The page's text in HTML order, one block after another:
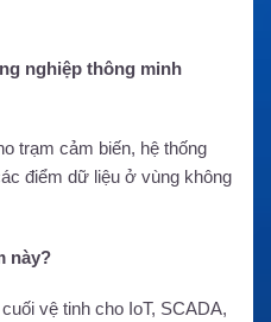
nghiệp thông minh
trạm cảm biến, hệ thống
điểm dữ liệu ở vùng không
này?
vệ tinh cho IoT, SCADA,